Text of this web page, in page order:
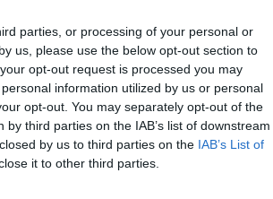
parties, or processing of your personal or
us, please use the below opt-out section to
opt-out request is processed you may
information utilized by us or personal
opt-out. You may separately opt-out of the
third parties on the IAB’s list of downstream
by us to third parties on the IAB’s List of
it to other third parties.